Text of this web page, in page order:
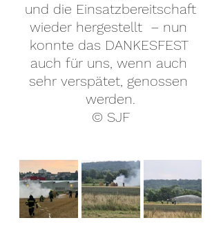
und die Einsatzbereitschaft
wieder hergestellt  – nun
konnte das DANKESFEST
auch für uns, wenn auch
sehr verspätet, genossen
werden.
© SJF